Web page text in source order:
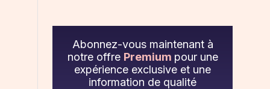
Abonnez-vous maintenant à
notre offre Premium pour une
expérience exclusive et une
information de qualité